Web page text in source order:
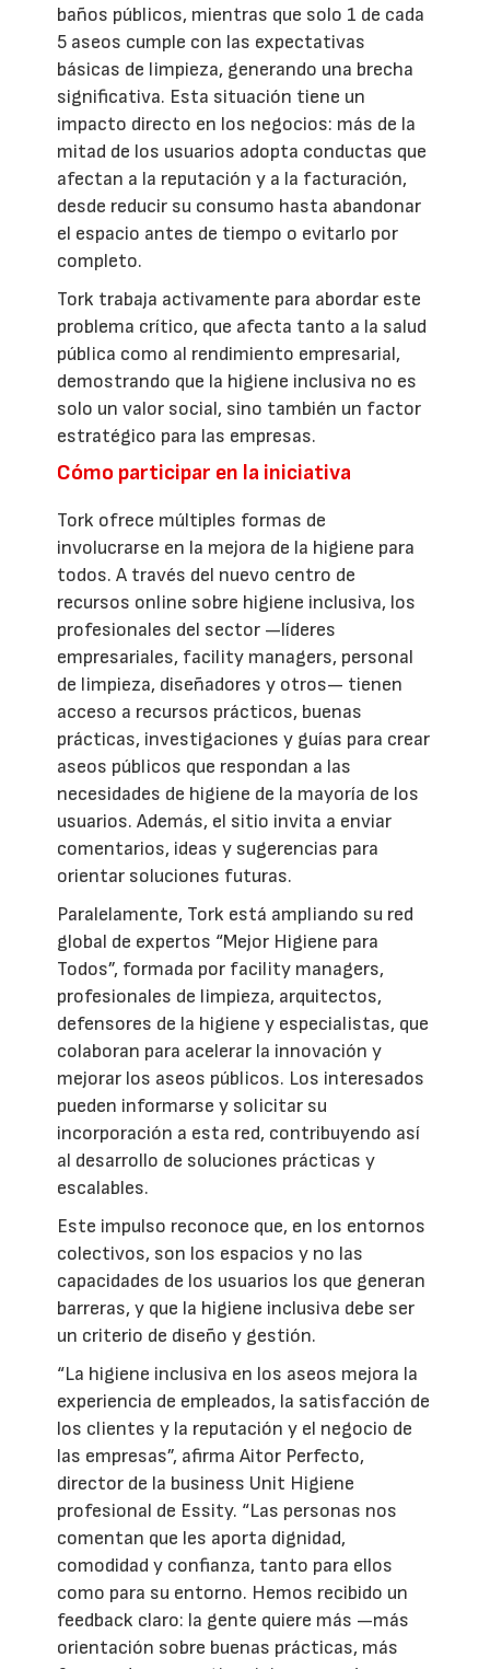
baños públicos, mientras que solo 1 de cada
5 aseos cumple con las expectativas
básicas de limpieza, generando una brecha
significativa. Esta situación tiene un
impacto directo en los negocios: más de la
mitad de los usuarios adopta conductas que
afectan a la reputación y a la facturación,
desde reducir su consumo hasta abandonar
el espacio antes de tiempo o evitarlo por
completo.
Tork trabaja activamente para abordar este
problema crítico, que afecta tanto a la salud
pública como al rendimiento empresarial,
demostrando que la higiene inclusiva no es
solo un valor social, sino también un factor
estratégico para las empresas.
Cómo participar en la iniciativa
Tork ofrece múltiples formas de
involucrarse en la mejora de la higiene para
todos. A través del nuevo centro de
recursos online sobre higiene inclusiva, los
profesionales del sector —líderes
empresariales, facility managers, personal
de limpieza, diseñadores y otros— tienen
acceso a recursos prácticos, buenas
prácticas, investigaciones y guías para crear
aseos públicos que respondan a las
necesidades de higiene de la mayoría de los
usuarios. Además, el sitio invita a enviar
comentarios, ideas y sugerencias para
orientar soluciones futuras.
Paralelamente, Tork está ampliando su red
global de expertos “Mejor Higiene para
Todos”, formada por facility managers,
profesionales de limpieza, arquitectos,
defensores de la higiene y especialistas, que
colaboran para acelerar la innovación y
mejorar los aseos públicos. Los interesados
pueden informarse y solicitar su
incorporación a esta red, contribuyendo así
al desarrollo de soluciones prácticas y
escalables.
Este impulso reconoce que, en los entornos
colectivos, son los espacios y no las
capacidades de los usuarios los que generan
barreras, y que la higiene inclusiva debe ser
un criterio de diseño y gestión.
“La higiene inclusiva en los aseos mejora la
experiencia de empleados, la satisfacción de
los clientes y la reputación y el negocio de
las empresas”, afirma Aitor Perfecto,
director de la business Unit Higiene
profesional de Essity. “Las personas nos
comentan que les aporta dignidad,
comodidad y confianza, tanto para ellos
como para su entorno. Hemos recibido un
feedback claro: la gente quiere más —más
orientación sobre buenas prácticas, más